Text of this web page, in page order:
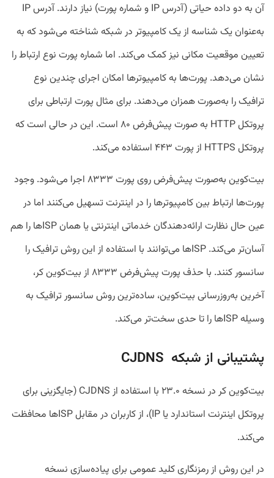
آن به دو داده حیاتی (آدرس IP و شماره پورت) نیاز دارند. آدرس IP
به‌عنوان یک شناسه از یک کامپیوتر در شبکه شناخته می‌شود که به
تعیین موقعیت مکانی نیز کمک می‌کند. اما شماره پورت نوع ارتباط را
نشان می‌دهد. پورت‌ها به کامپیوترها امکان اجرای چندین نوع
ترافیک را به‌‌صورت همزان می‌دهند. برای مثال پورت ارتباطی برای
پروتکل HTTP به‌ صورت پیش‌فرض ۸۰ است. این در حالی است که
پروتکل HTTPS از پورت ۴۴۳ استفاده می‌کند.
بیت‌کوین به‌‌صورت پیش‌فرض روی پورت ۸۳۳۳ اجرا می‌شود. وجود
پورت‌ها ارتباط بین کامپیوترها را در اینترنت تسهیل می‌کنند اما در
عین حال نظارت ارائه‌دهندگان خدماتی اینترنتی یا همان ISPها را هم
آسان‌تر می‌کند. ISPها می‌توانند با استفاده از این روش ترافیک را
سانسور کنند. با حذف پورت پیش‌فرض ۸۳۳۳ از بیت‌کوین کر،
آخرین به‌روزرسانی بیت‌کوین، ساده‌ترین روش سانسور ترافیک به
وسیله ISPها را تا حدی سخت‌تر می‌کند.
پشتیبانی از شبکه CJDNS
بیت‌کوین کر در نسخه ۲۳.۰ با استفاده از CJDNS (جایگزینی برای
پروتکل اینترنت استاندارد یا IP)، از کاربران در مقابل ISPها محافظت
می‌کند.
در این روش از رمزنگاری کلید عمومی برای پیاده‌سازی نسخه